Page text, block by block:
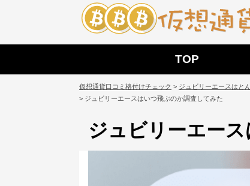
TOP
仮想通貨口コミ格付けチェック > ジュビリーエースはと
> ジュビリーエースはいつ飛ぶのか調査してみた
ジュビリーエー